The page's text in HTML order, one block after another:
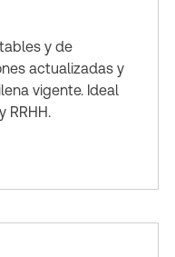
y de
actualizadas y
vigente. Ideal
RRHH.